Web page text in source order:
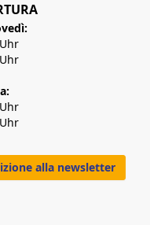
alla newsletter